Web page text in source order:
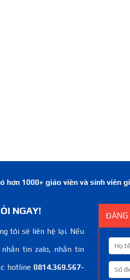
hơn 1000+ giáo viên và sinh
NGAY!
tôi sẽ liên hệ lại. Nếu
tin zalo, nhắn tin
hotline 0814.369.567-
ĐĂNG